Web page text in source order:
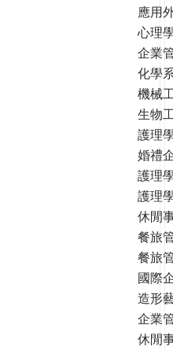
應用
心理
企業
化學
機械
生物
護理
婚禮
護理
護理
休閒
餐旅
餐旅
國際
造形
企業
休閒